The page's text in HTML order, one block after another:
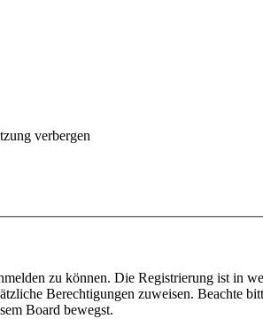
verbergen
zu können. Die Registrierung ist
Berechtigungen zuweisen. Beachte
Board bewegst.